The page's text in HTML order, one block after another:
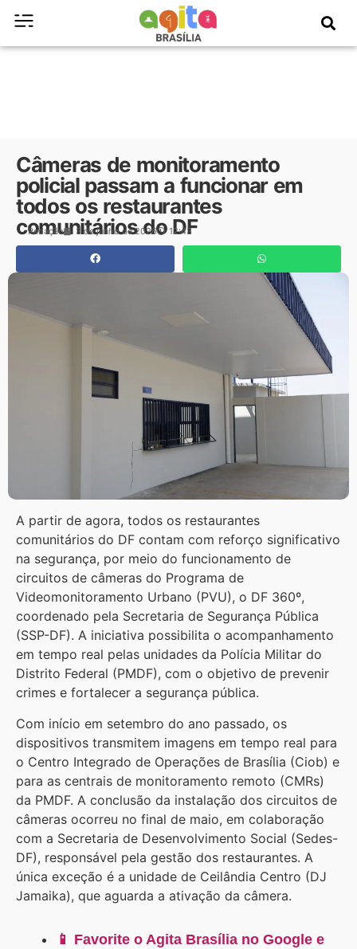
Câmeras de monitoramento
policial passam a funcionar em
todos os restaurantes
comunitários do DF
Redação 3 de junho de 2026 12:43
A partir de agora, todos os restaurantes
comunitários do DF contam com reforço significativo
na segurança, por meio do funcionamento de
circuitos de câmeras do Programa de
Videomonitoramento Urbano (PVU), o DF 360º,
coordenado pela Secretaria de Segurança Pública
(SSP-DF). A iniciativa possibilita o acompanhamento
em tempo real pelas unidades da Polícia Militar do
Distrito Federal (PMDF), com o objetivo de prevenir
crimes e fortalecer a segurança pública.
Com início em setembro do ano passado, os
dispositivos transmitem imagens em tempo real para
o Centro Integrado de Operações de Brasília (Ciob) e
para as centrais de monitoramento remoto (CMRs)
da PMDF. A conclusão da instalação dos circuitos de
câmeras ocorreu no final de maio, em colaboração
com a Secretaria de Desenvolvimento Social (Sedes-
DF), responsável pela gestão dos restaurantes. A
única exceção é a unidade de Ceilândia Centro (DJ
Jamaika), que aguarda a ativação da câmera.
📱 Favorite o Agita Brasília no Google e